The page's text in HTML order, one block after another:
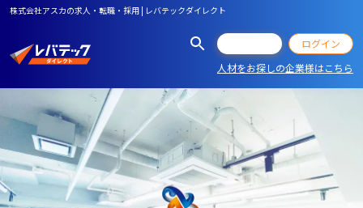
株式会社アスカの求人・転職・採用 | レバテックダイレクト
ログイン
人材をお探しの企業様はこちら